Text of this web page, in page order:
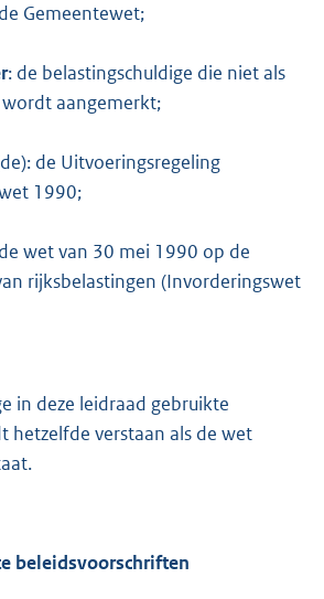
Gemeentewet;
: de belastingschuldige die niet als
aangemerkt;
de Uitvoeringsregeling
1990;
wet van 30 mei 1990 op de
rijksbelastingen (Invorderingswet
in deze leidraad gebruikte
hetzelfde verstaan als de wet
beleidsvoorschriften